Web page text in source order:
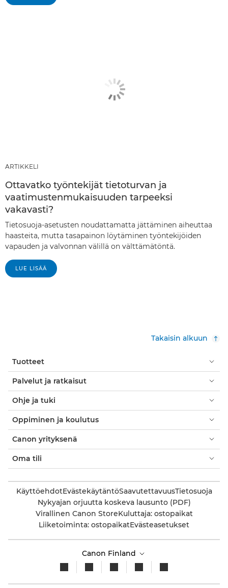
ARTIKKELI
Ottavatko työntekijät tietoturvan ja
vaatimustenmukaisuuden tarpeeksi
vakavasti?
Tietosuoja-asetusten noudattamatta jättäminen aiheuttaa
haasteita, mutta tasapainon löytäminen työntekijöiden
vapauden ja valvonnan välillä on välttämätöntä.
LUE LISÄÄ
Takaisin alkuun
Tuotteet
Palvelut ja ratkaisut
Ohje ja tuki
Oppiminen ja koulutus
Canon yrityksenä
Oma tili
KäyttöehdotEvästekäytäntöSaavutettavuusTietosuoja
Nykyajan orjuutta koskeva lausunto (PDF)
Virallinen Canon StoreKuluttaja: ostopaikat
Liiketoiminta: ostopaikatEvästeasetukset
Canon Finland